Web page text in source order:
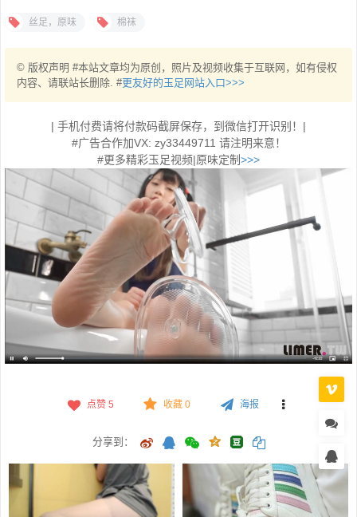
丝足，原味 棉袜
© 版权声明 #本站文章均为原创，照片及视频收集于互联网，如有侵权
内容、请联站长删除. #更友好的玉足网站入口>>>
| 手机付费请将付款码截屏保存，到微信打开识别！|
#广告合作加VX: zy33449711 请注明来意！
#更多精彩玉足视频|原味定制>>>
点赞 5 收藏 0 海报
分享到：